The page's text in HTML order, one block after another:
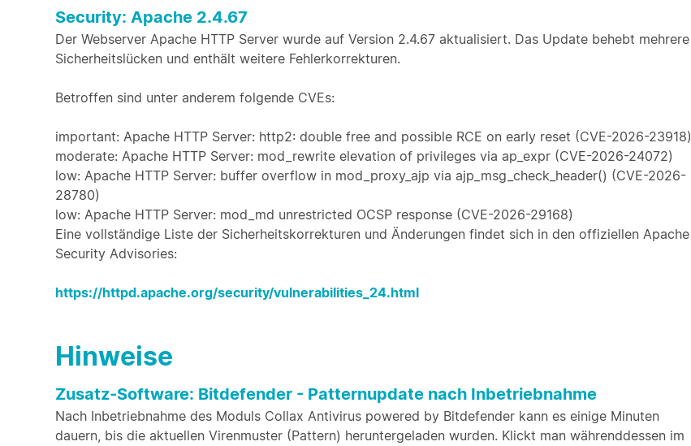
Security: Apache 2.4.67
Der Webserver Apache HTTP Server wurde auf Version 2.4.67 aktualisiert. Das Update behebt mehrere
Sicherheitslücken und enthält weitere Fehlerkorrekturen.
Betroffen sind unter anderem folgende CVEs:
important: Apache HTTP Server: http2: double free and possible RCE on early reset (CVE-2026-23918)
moderate: Apache HTTP Server: mod_rewrite elevation of privileges via ap_expr (CVE-2026-24072)
low: Apache HTTP Server: buffer overflow in mod_proxy_ajp via ajp_msg_check_header() (CVE-2026-
28780)
low: Apache HTTP Server: mod_md unrestricted OCSP response (CVE-2026-29168)
Eine vollständige Liste der Sicherheitskorrekturen und Änderungen findet sich in den offiziellen Apache
Security Advisories:
https://httpd.apache.org/security/vulnerabilities_24.html
Hinweise
Zusatz-Software: Bitdefender - Patternupdate nach Inbetriebnahme
Nach Inbetriebnahme des Moduls Collax Antivirus powered by Bitdefender kann es einige Minuten
dauern, bis die aktuellen Virenmuster (Pattern) heruntergeladen wurden. Klickt man währenddessen im